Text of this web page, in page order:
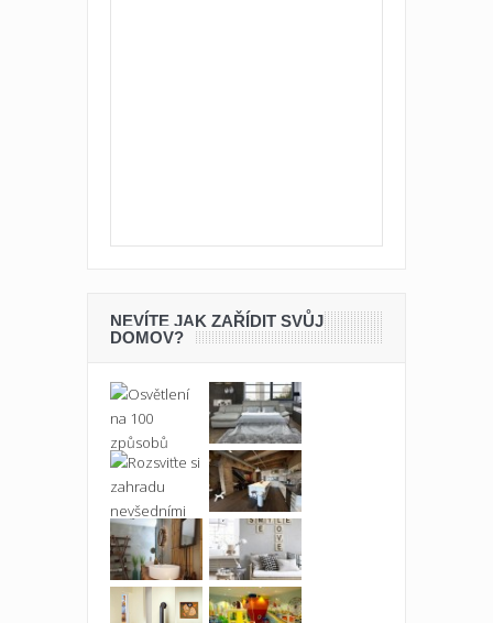
NEVÍTE JAK ZAŘÍDIT SVŮJ
DOMOV?